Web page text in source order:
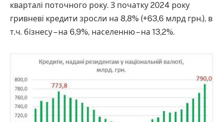
кварталі поточного року. З початку 2024 року
гривневі кредити зросли на 8,8% (+63,6 млрд грн.), в
т.ч. бізнесу – на 6,9%, населенню – на 13,2%.